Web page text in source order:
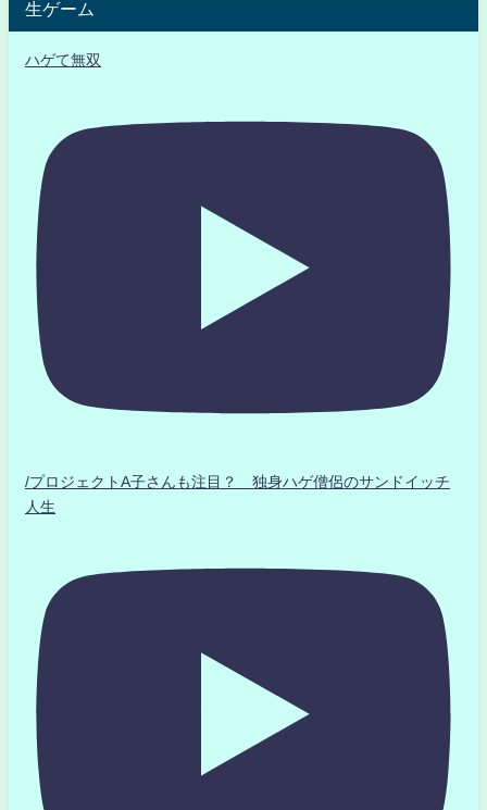
生ゲーム
ハゲて無双
/プロジェクトA子さんも注目？ 独身ハゲ僧侶のサンドイッチ
人生